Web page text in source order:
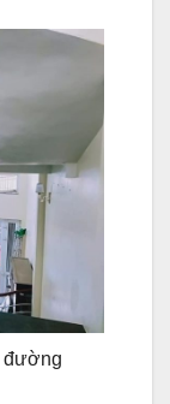
đường